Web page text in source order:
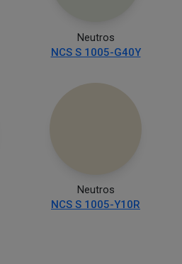
Neutros
NCS S 1005-G40Y
Neutros
NCS S 1005-Y10R